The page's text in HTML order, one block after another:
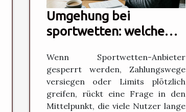
Umgehung bei
sportwetten: welche
plattform-auswahl?
Wenn Sportwetten-Anbieter
gesperrt werden, Zahlungswege
versiegen oder Limits plötzlich
greifen, rückt eine Frage in den
Mittelpunkt, die viele Nutzer lange